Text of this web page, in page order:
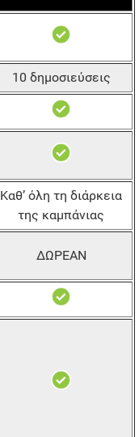
10 δημοσιεύσεις
Καθ’ όλη τη διάρκεια
της καμπάνιας
ΔΩΡΕΑΝ